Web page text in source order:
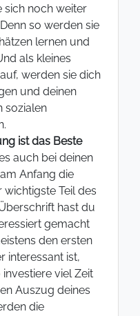
sich noch weiter
so werden sie
lernen und
als kleines
werden sie dich
und deinen
sozialen
ist das Beste
auch bei deinen
Anfang die
wichtigste Teil des
hast du
gemacht
den ersten
interessant ist,
investiere viel Zeit
Auszug deines
die